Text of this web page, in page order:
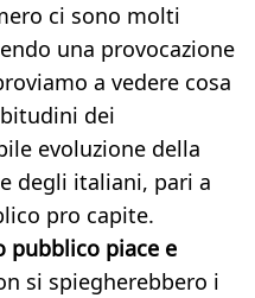
ci sono molti
una provocazione
a vedere cosa
dei
evoluzione della
degli italiani, pari a
pro capite.
piace e
si spiegherebbero i